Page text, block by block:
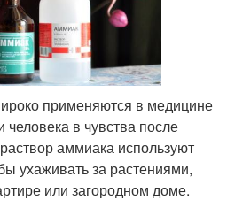
применяются в медицине
человека в чувства после
аммиака используют
ухаживать за растениями,
или загородном доме.